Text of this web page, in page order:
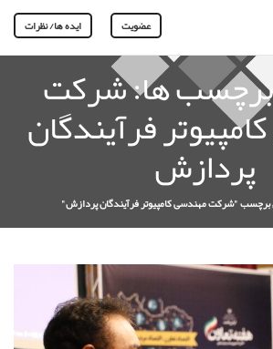
عضویت ایده ها/ نظرات
برچسب ها: شرکت
فرآیندگان
پردازش
برچسب "شرکت مهندسی کامپیوتر فرآیندگان پردازش"